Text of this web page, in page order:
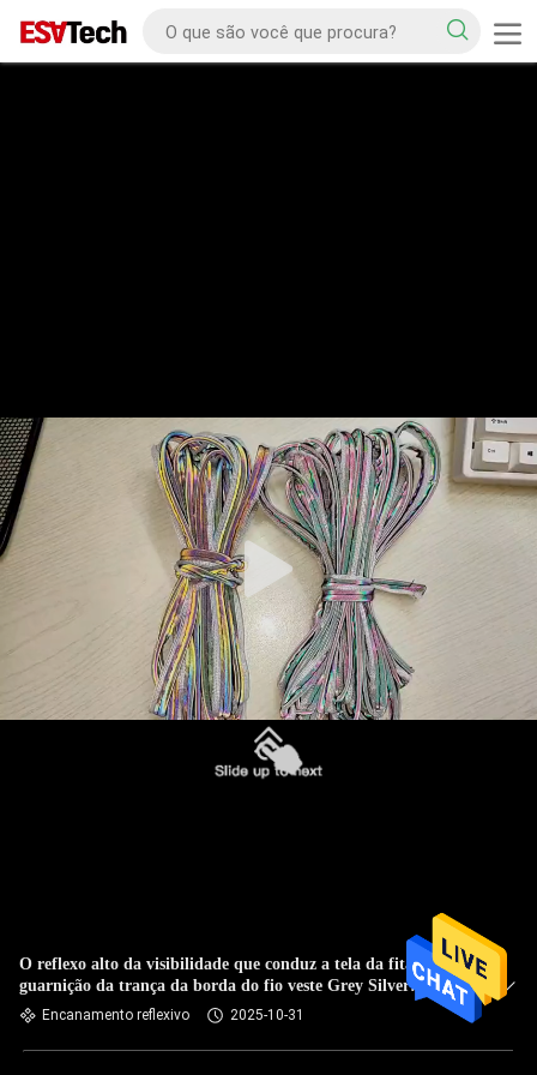
O reflexo alto da visibilidade que conduz a tela da fita da
guarnição da trança da borda do fio veste Grey Silver
0.24mm
Encanamento reflexivo 2025-10-31